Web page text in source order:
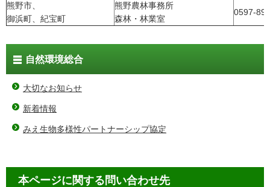
熊野市、
御浜町、紀宝町
熊野農林事務所
森林・林業室
0597-
自然環境総合
大切なお知らせ
新着情報
みえ生物多様性パートナーシップ協定
本ページに関する問い合わせ先